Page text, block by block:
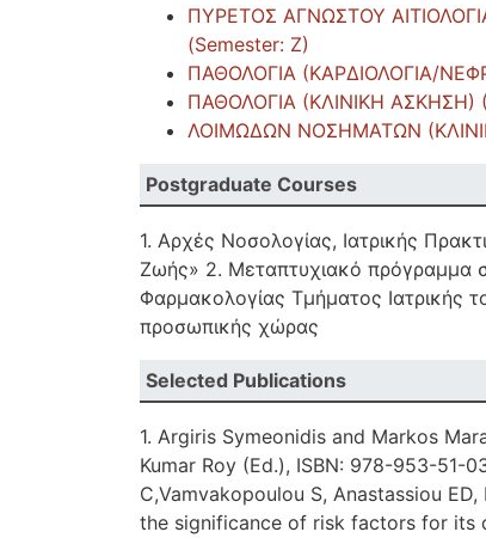
ΠΥΡΕΤΟΣ ΑΓΝΩΣΤΟΥ
(Semester: Ζ)
ΠΑΘΟΛΟΓΙΑ (ΚΑΡΔΙΟΛΟΓΙΑ/
ΠΑΘΟΛΟΓΙΑ (ΚΛΙΝΙΚΗ ΑΣΚΗΣΗ)
ΛΟΙΜΩΔΩΝ ΝΟΣΗΜΑΤΩΝ
Postgraduate Courses
1. Αρχές Νοσολογίας, Ιατρικής
Ζωής» 2. Μεταπτυχιακό πρόγραμμα
Φαρμακολογίας Τμήματος Ιατρικής
προσωπικής χώρας
Selected Publications
1. Argiris Symeonidis and Markos
Kumar Roy (Ed.), ISBN: 978-953-51-
C,Vamvakopoulou S, Anastassiou
the significance of risk factors for its